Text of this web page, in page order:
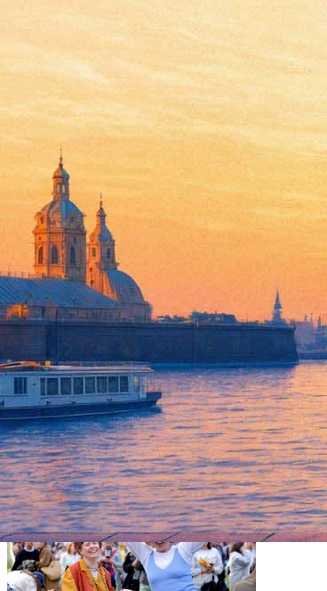
Четверка ABBA
21 января 2016,
Как сообщаетBBCсо ссылкой на сайт thelocal.se,
открыть новый проект под названием "Mamma Mia!
Место для встречи – ресторан "Тироль" с
действие мюзикла "Mamma Mia!" на музыку
собравшиеся в ресторане.
Бьорн Ульвеус выступил инициатором того,
собирались вчетвером восемь лет назад, в 2008
Фонтанка.ру